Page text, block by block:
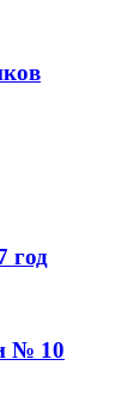
год
№ 10